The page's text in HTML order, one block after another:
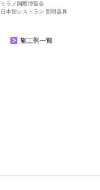
ミラノ国際博覧会
日本館レストラン 照明器具